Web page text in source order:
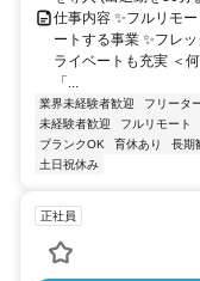
仕事内容 ✨フルリモ
ートする事業 ✨フレ
ライベートも充実 ＜
「...
業界未経験者歓迎 フリータ
未経験者歓迎
フルリモート
ブランクOK
育休あり 長期
土日祝休み
正社員